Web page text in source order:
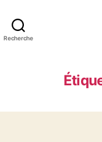
Recherche